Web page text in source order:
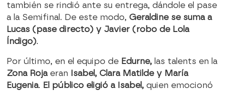
también se rindió ante su entrega, dándole el pase
a la Semifinal. De este modo, Geraldine se suma a
Lucas (pase directo) y Javier (robo de Lola
Índigo).
Por último, en el equipo de Edurne,las talents en la
Zona Roja eran
Isabel, Clara Matilde y María
Eugenia. El público eligió a Isabel,quien emocionó